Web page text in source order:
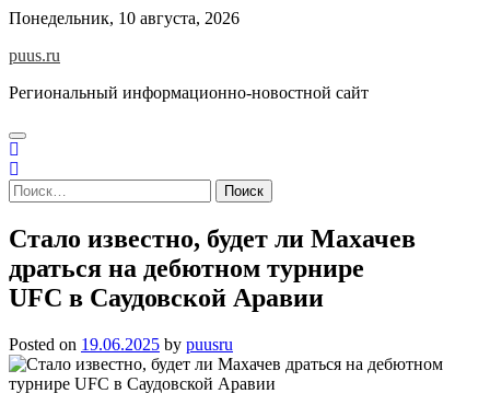
Skip
content
Понедельник, 10 августа, 2026
puus.ru
Региональный информационно-новостной сайт
Найти:
Стало известно, будет ли Махачев
драться на дебютном турнире
UFC в Саудовской Аравии
Posted on 19.06.2025 by puusru